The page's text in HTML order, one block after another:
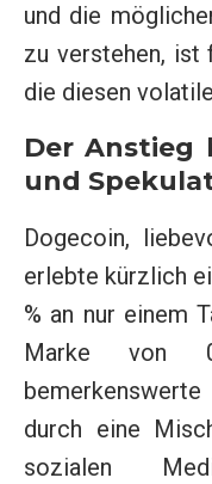
und die
zu verstehen, ist
die diesen
Der Anstieg
und
Dogecoin,
erlebte kürzlich
% an nur einem
Marke von
durch eine
sozialen